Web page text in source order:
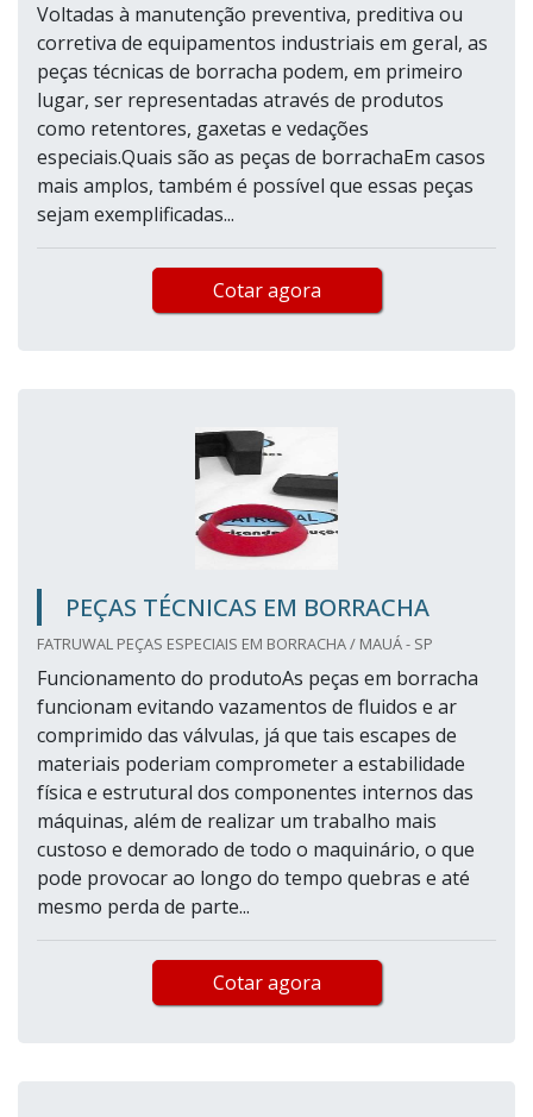
Voltadas à manutenção preventiva, preditiva ou
corretiva de equipamentos industriais em geral, as
peças técnicas de borracha podem, em primeiro
lugar, ser representadas através de produtos
como retentores, gaxetas e vedações
especiais.Quais são as peças de borrachaEm casos
mais amplos, também é possível que essas peças
sejam exemplificadas...
Cotar agora
PEÇAS TÉCNICAS EM BORRACHA
FATRUWAL PEÇAS ESPECIAIS EM BORRACHA / MAUÁ - SP
Funcionamento do produtoAs peças em borracha
funcionam evitando vazamentos de fluidos e ar
comprimido das válvulas, já que tais escapes de
materiais poderiam comprometer a estabilidade
física e estrutural dos componentes internos das
máquinas, além de realizar um trabalho mais
custoso e demorado de todo o maquinário, o que
pode provocar ao longo do tempo quebras e até
mesmo perda de parte...
Cotar agora